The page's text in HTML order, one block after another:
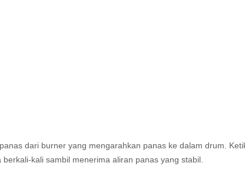
dari burner yang mengarahkan panas ke dalam drum.
kali sambil menerima aliran panas yang stabil.